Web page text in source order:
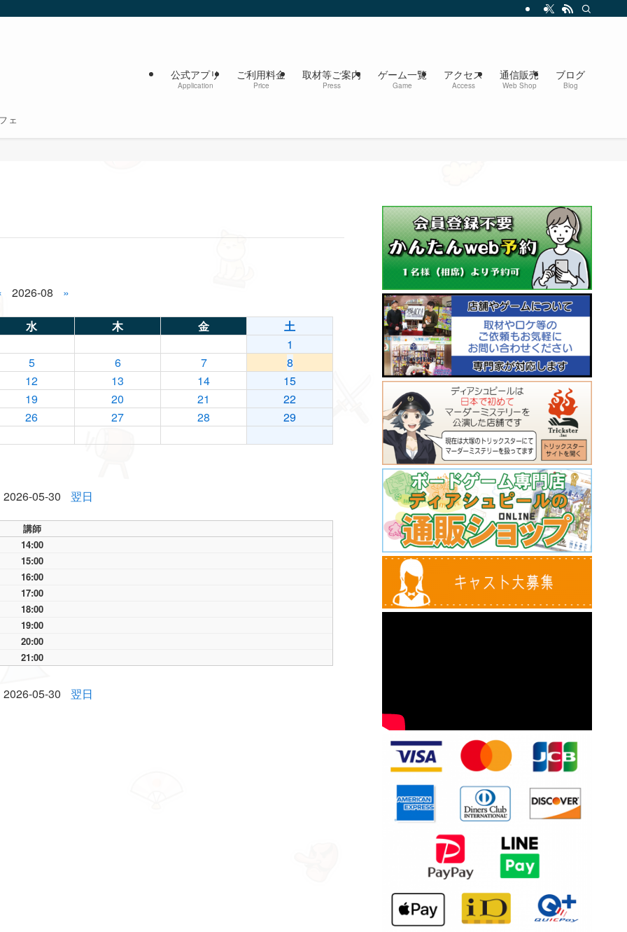
ェ
公式アプリ
Application
ご利用料金
Price
取材等ご案内
Press
ゲーム一覧
Game
アクセス
Access
通信販売
Web Shop
ブログ
Blog
2026-08 »
水 木 金
土
1
5
6 7
8
12
13 14
15
19
20 21
22
26
27 28 29
2026-05-30 翌日
講師
14:00
15:00
16:00
17:00
18:00
19:00
20:00
21:00
2026-05-30 翌日